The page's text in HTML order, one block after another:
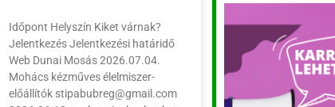
Időpont Helyszín Kiket várnak?
Jelentkezés Jelentkezési határidő
Web Dunai Mosás 2026.07.04.
Mohács kézműves élelmiszer-
előállítók stipabubreg@gmail.com